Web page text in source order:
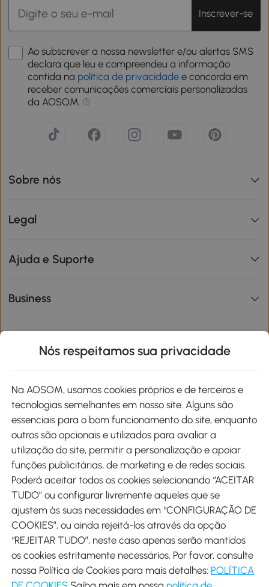
Inscrever-se
Ao subscrever a nossa newsletter e/ou alertas SMS
declara que leu e compreendeu a informação
contida na política de privacidade e concorda em
receber comunicações comerciais personalizadas
da AOSOM.
Sobre nós
Legal
Ajuda e Suporte
Business
Métodos de pagamento
Envio
Descarregar Aosom App
Nós respeitamos sua privacidade
Na AOSOM, usamos cookies próprios e de terceiros e
tecnologias semelhantes em nosso site. Alguns são
essenciais para o bom funcionamento do site, enquanto
outros são opcionais e utilizados para avaliar a
utilização do site, permitir a personalização e apoiar
funções publicitárias, de marketing e de redes sociais.
Poderá aceitar todos os cookies selecionando “ACEITAR
TUDO” ou configurar livremente aqueles que se
ajustem às suas necessidades em “CONFIGURAÇÃO DE
COOKIES”, ou ainda rejeitá-los através da opção
“REJEITAR TUDO”, neste caso apenas serão mantidos
os cookies estritamente necessários. Por favor, consulte
nossa Política de Cookies para mais detalhes: POLÍTICA